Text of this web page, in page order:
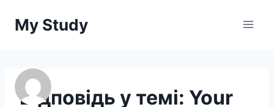
My Study
Відповідь у темі: Your